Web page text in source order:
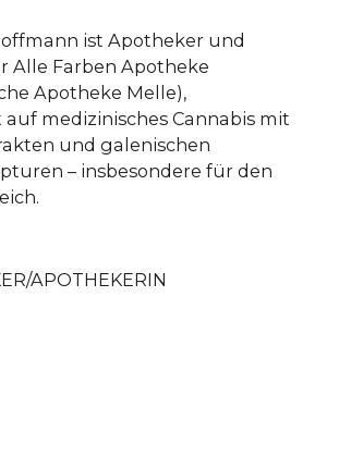
ist Apotheker und
Alle Farben Apotheke
Apotheke Melle),
auf medizinisches Cannabis mit
und galenischen
– insbesondere für den
APOTHEKERIN